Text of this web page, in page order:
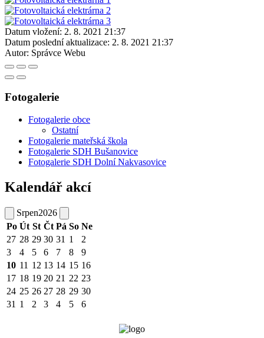
Datum vložení: 2. 8. 2021 21:37
Datum poslední aktualizace: 2. 8. 2021 21:37
Autor: Správce Webu
Fotogalerie
Fotogalerie obce
Ostatní
Fotogalerie mateřská škola
Fotogalerie SDH Bušanovice
Fotogalerie SDH Dolní Nakvasovice
Kalendář akcí
Srpen2026
Po Út St Čt Pá So Ne
27 28 29 30 31 1
2
3
4 5 6 7 8
9
10 11 12 13 14 15 16
17 18 19 20 21 22 23
24 25 26 27 28 29 30
31 1 2 3 4 5 6